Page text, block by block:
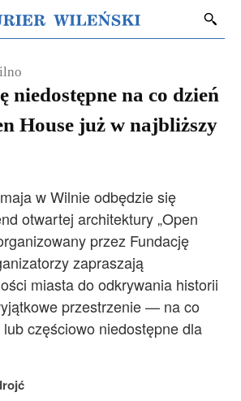
niedostępne na co dzień
House już w najbliższy
w Wilnie odbędzie się
otwartej architektury „Open
przez Fundację
zapraszają
miasta do odkrywania historii
przestrzenie — na co
lub częściowo niedostępne dla